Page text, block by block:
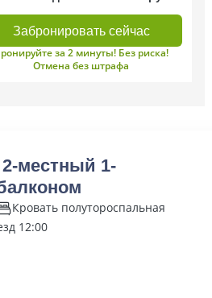
Забронировать сейчас
за 2 минуты! Без риска!
Отмена без штрафа
местный 1-
Кровать полутороспальная
12:00